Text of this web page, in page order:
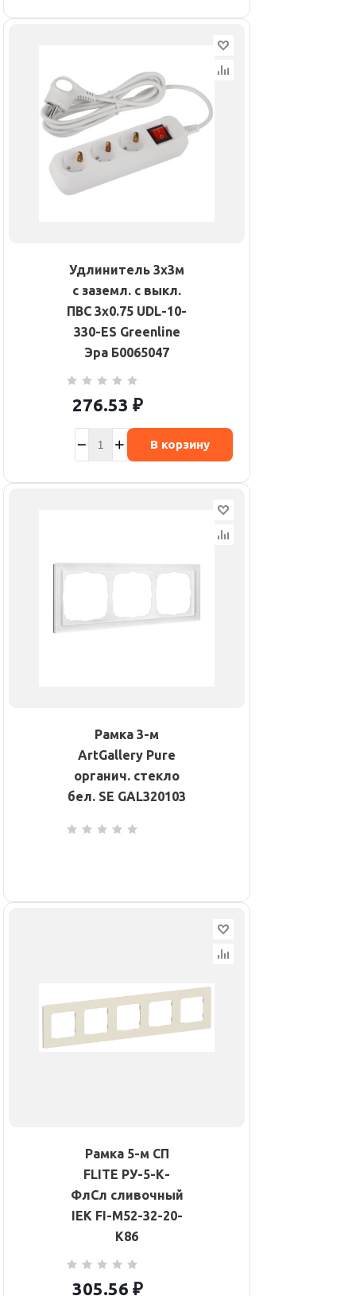
Удлинитель 3х3м
с заземл. с выкл.
ПВС 3х0.75 UDL-10-
330-ES Greenline
Эра Б0065047
276.53 ₽
В корзину
Рамка 3-м
ArtGallery Pure
органич. стекло
бел. SE GAL320103
Рамка 5-м СП
FLITE РУ-5-К-
ФлСл сливочный
IEK FI-M52-32-20-
K86
305.56 ₽